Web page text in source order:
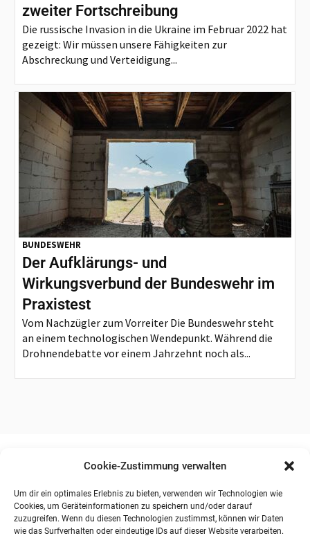
Cookie-Zustimmung verwalten
Um dir ein optimales Erlebnis zu bieten, verwenden wir Technologien wie
Cookies, um Geräteinformationen zu speichern und/oder darauf
zuzugreifen. Wenn du diesen Technologien zustimmst, können wir Daten
wie das Surfverhalten oder eindeutige IDs auf dieser Website verarbeiten.
zweiter Fortschreibung
Die russische Invasion in die Ukraine im Februar 2022 hat
gezeigt: Wir müssen unsere Fähigkeiten zur
Abschreckung und Verteidigung...
BUNDESWEHR
Der Aufklärungs- und
Wirkungsverbund der Bundeswehr im
Praxistest
Vom Nachzügler zum Vorreiter Die Bundeswehr steht
an einem technologischen Wendepunkt. Während die
Drohnendebatte vor einem Jahrzehnt noch als...